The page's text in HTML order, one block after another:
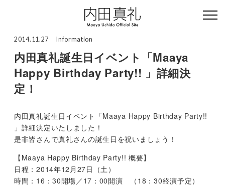
2014.11.27 Information
内田真礼誕生日イベント「Maaya
Happy Birthday Party!! 」詳細決
定！
内田真礼誕生日イベント「Maaya Happy Birthday Party!!
」詳細決定いたしました！
是非皆さんで真礼さんの誕生日を祝いましょう！
【Maaya Happy Birthday Party!! 概要】
日程：2014年12月27日（土）
時間：16：30開場／17：00開演 （18：30終演予定）